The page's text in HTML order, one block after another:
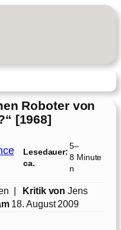
Roboter von
[1968]
Lesedauer:
ca.
5–
8 Minute
n
| Kritik von Jens
18. August 2009